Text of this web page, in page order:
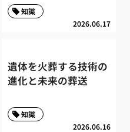
2026.06.17
知識
遺体を火葬する技術の
進化と未来の葬送
2026.06.16
知識